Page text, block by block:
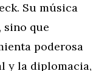
Su música
sino que
poderosa
y la diplomacia,